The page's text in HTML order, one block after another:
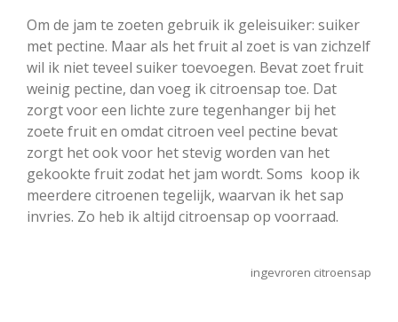
Om de jam te zoeten gebruik ik geleisuiker: suiker
met pectine. Maar als het fruit al zoet is van zichzelf
wil ik niet teveel suiker toevoegen. Bevat zoet fruit
weinig pectine, dan voeg ik citroensap toe. Dat
zorgt voor een lichte zure tegenhanger bij het
zoete fruit en omdat citroen veel pectine bevat
zorgt het ook voor het stevig worden van het
gekookte fruit zodat het jam wordt. Soms koop ik
meerdere citroenen tegelijk, waarvan ik het sap
invries. Zo heb ik altijd citroensap op voorraad.
ingevroren citroensap